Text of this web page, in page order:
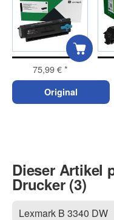
75,99 €*
Original
Dieser Artikel
Drucker (3)
Lexmark B 3340 DW